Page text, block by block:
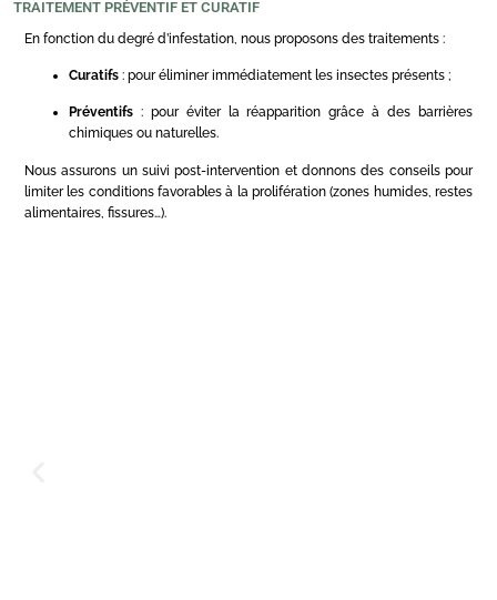
TRAITEMENT PRÉVENTIF ET CURATIF
En fonction du degré d’infestation, nous proposons des traitements :
Curatifs : pour éliminer immédiatement les insectes présents ;
Préventifs : pour éviter la réapparition grâce à des barrières
chimiques ou naturelles.
Nous assurons un suivi post-intervention et donnons des conseils pour
limiter les conditions favorables à la prolifération (zones humides, restes
alimentaires, fissures…).